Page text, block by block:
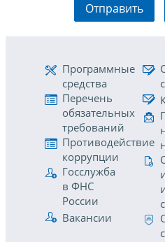
Отправить
Программные
средства
Перечень
обязательных
требований
Противодействие
коррупции
Госслужба
в ФНС
России
Вакансии